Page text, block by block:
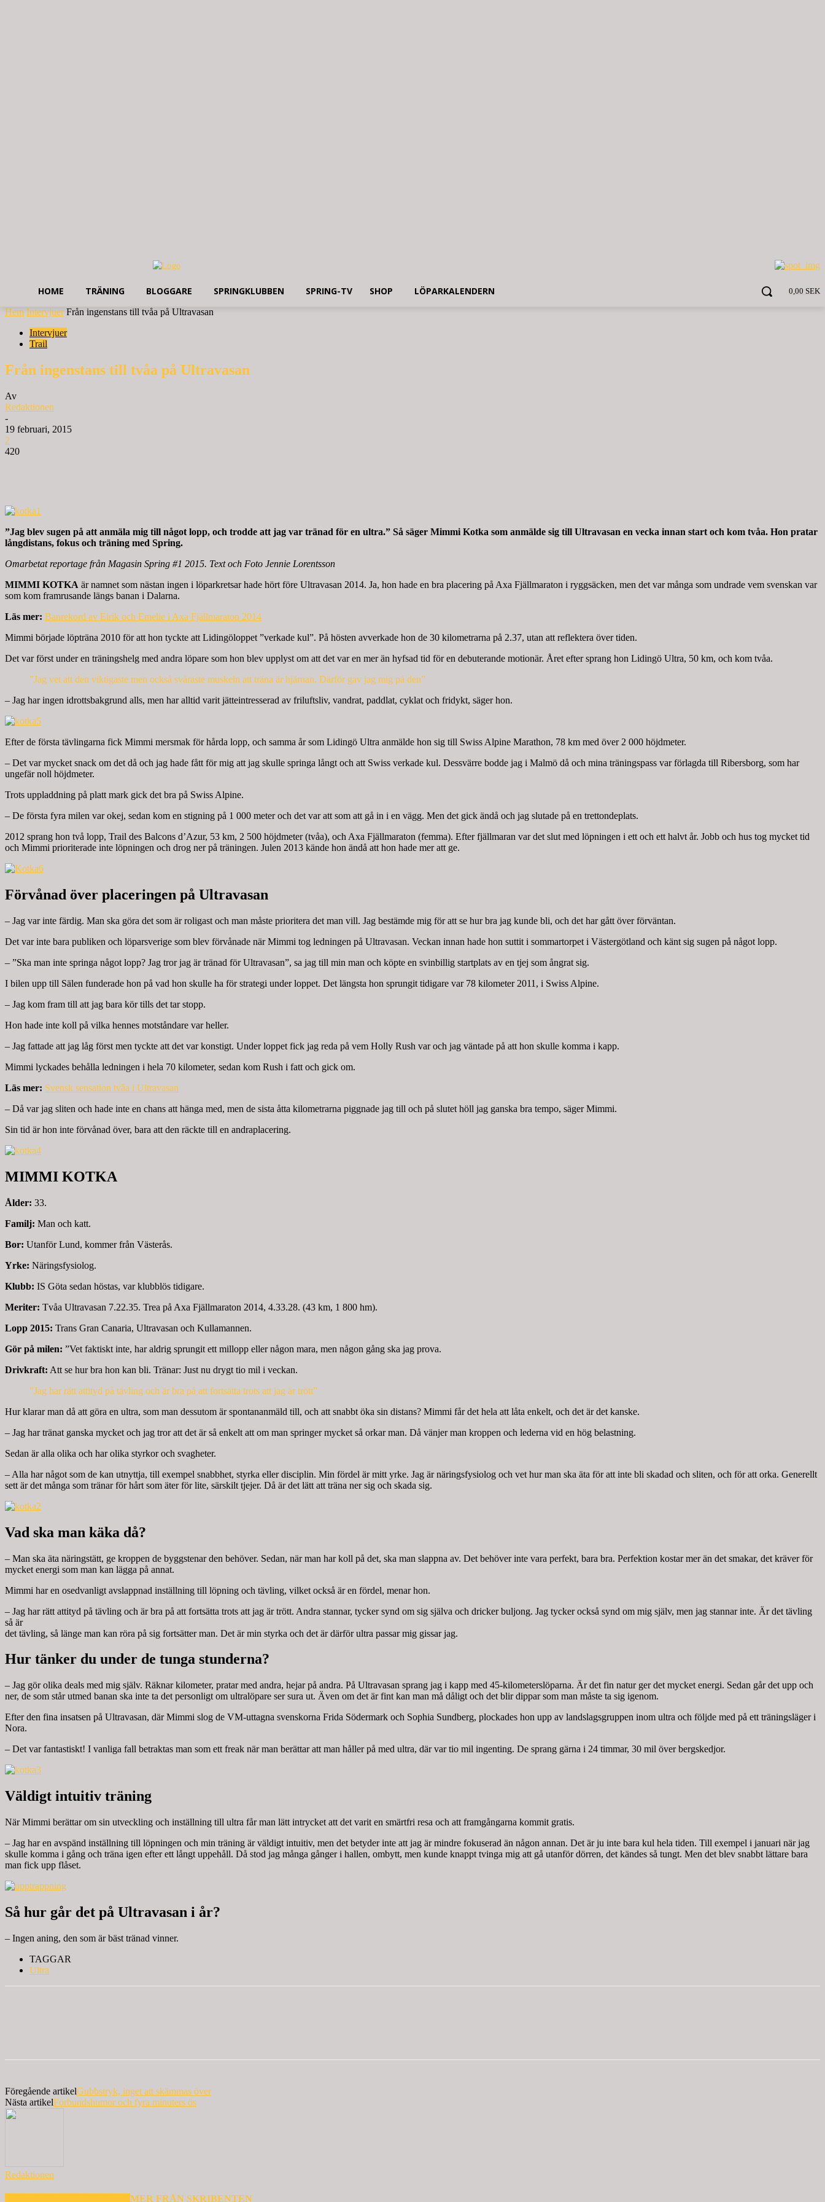
0,00 SEK
HOME TRÄNING BLOGGARE SPRINGKLUBBEN SPRING-TV SHOP LÖPARKALENDERN
Hem Intervjuer Från ingenstans till tvåa på Ultravasan
Intervjuer
Trail
Från ingenstans till tvåa på Ultravasan
Av
Redaktionen
-
19 februari, 2015
2
420
”Jag blev sugen på att anmäla mig till något lopp, och trodde att jag var tränad för en ultra.” Så säger Mimmi Kotka som anmälde sig till Ultravasan en vecka innan start och kom tvåa. Hon pratar
långdistans, fokus och träning med Spring.
Omarbetat reportage från Magasin Spring #1 2015. Text och Foto Jennie Lorentsson
MIMMI KOTKA är namnet som nästan ingen i löparkretsar hade hört före Ultravasan 2014. Ja, hon hade en bra placering på Axa Fjällmaraton i ryggsäcken, men det var många som undrade vem svenskan var
som kom framrusande längs banan i Dalarna.
Läs mer: Banrekord av Eirik och Emelie i Axa Fjällmaraton 2014
Mimmi började löpträna 2010 för att hon tyckte att Lidingöloppet ”verkade kul”. På hösten avverkade hon de 30 kilometrarna på 2.37, utan att reflektera över tiden.
Det var först under en träningshelg med andra löpare som hon blev upplyst om att det var en mer än hyfsad tid för en debuterande motionär. Året efter sprang hon Lidingö Ultra, 50 km, och kom tvåa.
”Jag vet att den viktigaste men också svåraste muskeln att träna är hjärnan. Därför gav jag mig på den”
– Jag har ingen idrottsbakgrund alls, men har alltid varit jätteintresserad av friluftsliv, vandrat, paddlat, cyklat och fridykt, säger hon.
Efter de första tävlingarna fick Mimmi mersmak för hårda lopp, och samma år som Lidingö Ultra anmälde hon sig till Swiss Alpine Marathon, 78 km med över 2 000 höjdmeter.
– Det var mycket snack om det då och jag hade fått för mig att jag skulle springa långt och att Swiss verkade kul. Dessvärre bodde jag i Malmö då och mina träningspass var förlagda till Ribersborg, som har
ungefär noll höjdmeter.
Trots uppladdning på platt mark gick det bra på Swiss Alpine.
– De första fyra milen var okej, sedan kom en stigning på 1 000 meter och det var att som att gå in i en vägg. Men det gick ändå och jag slutade på en trettondeplats.
2012 sprang hon två lopp, Trail des Balcons d’Azur, 53 km, 2 500 höjdmeter (tvåa), och Axa Fjällmaraton (femma). Efter fjällmaran var det slut med löpningen i ett och ett halvt år. Jobb och hus tog mycket tid
och Mimmi prioriterade inte löpningen och drog ner på träningen. Julen 2013 kände hon ändå att hon hade mer att ge.
Förvånad över placeringen på Ultravasan
– Jag var inte färdig. Man ska göra det som är roligast och man måste prioritera det man vill. Jag bestämde mig för att se hur bra jag kunde bli, och det har gått över förväntan.
Det var inte bara publiken och löparsverige som blev förvånade när Mimmi tog ledningen på Ultravasan. Veckan innan hade hon suttit i sommartorpet i Västergötland och känt sig sugen på något lopp.
– ”Ska man inte springa något lopp? Jag tror jag är tränad för Ultravasan”, sa jag till min man och köpte en svinbillig startplats av en tjej som ångrat sig.
I bilen upp till Sälen funderade hon på vad hon skulle ha för strategi under loppet. Det längsta hon sprungit tidigare var 78 kilometer 2011, i Swiss Alpine.
– Jag kom fram till att jag bara kör tills det tar stopp.
Hon hade inte koll på vilka hennes motståndare var heller.
– Jag fattade att jag låg först men tyckte att det var konstigt. Under loppet fick jag reda på vem Holly Rush var och jag väntade på att hon skulle komma i kapp.
Mimmi lyckades behålla ledningen i hela 70 kilometer, sedan kom Rush i fatt och gick om.
Läs mer: Svensk sensation tvåa i Ultravasan
– Då var jag sliten och hade inte en chans att hänga med, men de sista åtta kilometrarna piggnade jag till och på slutet höll jag ganska bra tempo, säger Mimmi.
Sin tid är hon inte förvånad över, bara att den räckte till en andraplacering.
MIMMI KOTKA
Ålder: 33.
Familj: Man och katt.
Bor: Utanför Lund, kommer från Västerås.
Yrke: Näringsfysiolog.
Klubb: IS Göta sedan höstas, var klubblös tidigare.
Meriter: Tvåa Ultravasan 7.22.35. Trea på Axa Fjällmaraton 2014, 4.33.28. (43 km, 1 800 hm).
Lopp 2015: Trans Gran Canaria, Ultravasan och Kullamannen.
Gör på milen: ”Vet faktiskt inte, har aldrig sprungit ett millopp eller någon mara, men någon gång ska jag prova.
Drivkraft: Att se hur bra hon kan bli. Tränar: Just nu drygt tio mil i veckan.
”Jag har rätt attityd på tävling och är bra på att fortsätta trots att jag är trött”
Hur klarar man då att göra en ultra, som man dessutom är spontananmäld till, och att snabbt öka sin distans? Mimmi får det hela att låta enkelt, och det är det kanske.
– Jag har tränat ganska mycket och jag tror att det är så enkelt att om man springer mycket så orkar man. Då vänjer man kroppen och lederna vid en hög belastning.
Sedan är alla olika och har olika styrkor och svagheter.
– Alla har något som de kan utnyttja, till exempel snabbhet, styrka eller disciplin. Min fördel är mitt yrke. Jag är näringsfysiolog och vet hur man ska äta för att inte bli skadad och sliten, och för att orka. Generellt
sett är det många som tränar för hårt som äter för lite, särskilt tjejer. Då är det lätt att träna ner sig och skada sig.
Vad ska man käka då?
– Man ska äta näringstätt, ge kroppen de byggstenar den behöver. Sedan, när man har koll på det, ska man slappna av. Det behöver inte vara perfekt, bara bra. Perfektion kostar mer än det smakar, det kräver för
mycket energi som man kan lägga på annat.
Mimmi har en osedvanligt avslappnad inställning till löpning och tävling, vilket också är en fördel, menar hon.
– Jag har rätt attityd på tävling och är bra på att fortsätta trots att jag är trött. Andra stannar, tycker synd om sig själva och dricker buljong. Jag tycker också synd om mig själv, men jag stannar inte. Är det tävling
så är
det tävling, så länge man kan röra på sig fortsätter man. Det är min styrka och det är därför ultra passar mig gissar jag.
Hur tänker du under de tunga stunderna?
– Jag gör olika deals med mig själv. Räknar kilometer, pratar med andra, hejar på andra. På Ultravasan sprang jag i kapp med 45-kilometerslöparna. Är det fin natur ger det mycket energi. Sedan går det upp och
ner, de som står utmed banan ska inte ta det personligt om ultralöpare ser sura ut. Även om det är fint kan man må dåligt och det blir dippar som man måste ta sig igenom.
Efter den fina insatsen på Ultravasan, där Mimmi slog de VM-uttagna svenskorna Frida Södermark och Sophia Sundberg, plockades hon upp av landslagsgruppen inom ultra och följde med på ett träningsläger i
Nora.
– Det var fantastiskt! I vanliga fall betraktas man som ett freak när man berättar att man håller på med ultra, där var tio mil ingenting. De sprang gärna i 24 timmar, 30 mil över bergskedjor.
Väldigt intuitiv träning
När Mimmi berättar om sin utveckling och inställning till ultra får man lätt intrycket att det varit en smärtfri resa och att framgångarna kommit gratis.
– Jag har en avspänd inställning till löpningen och min träning är väldigt intuitiv, men det betyder inte att jag är mindre fokuserad än någon annan. Det är ju inte bara kul hela tiden. Till exempel i januari när jag
skulle komma i gång och träna igen efter ett långt uppehåll. Då stod jag många gånger i hallen, ombytt, men kunde knappt tvinga mig att gå utanför dörren, det kändes så tungt. Men det blev snabbt lättare bara
man fick upp flåset.
Så hur går det på Ultravasan i år?
– Ingen aning, den som är bäst tränad vinner.
TAGGAR
Ultra
Föregående artikelGubbstryk, inget att skämmas över
Nästa artikelFörbundshumor och fyra minuters ös
Redaktionen
MER FRÅN SKRIBENTEN